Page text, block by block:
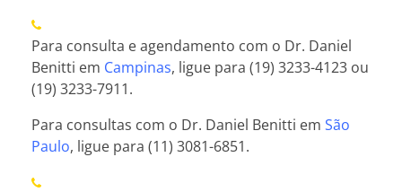
Para consulta e agendamento com o Dr. Daniel
Benitti em Campinas, ligue para (19) 3233-4123 ou
(19) 3233-7911.
Para consultas com o Dr. Daniel Benitti em São
Paulo, ligue para (11) 3081-6851.